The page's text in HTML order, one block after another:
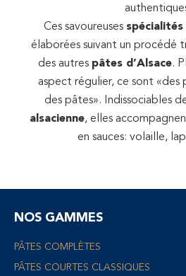
Ces savoureuses spécialités
élaborées suivant un procédé
des autres pâtes d’Alsace.
aspect régulier, ce sont «des
des pâtes». Indissociables
alsacienne, elles
en sauces: volaille,
NOS GAMMES
PÂTES COMPLÈTES
PÂTES COURTES CLASSIQUES